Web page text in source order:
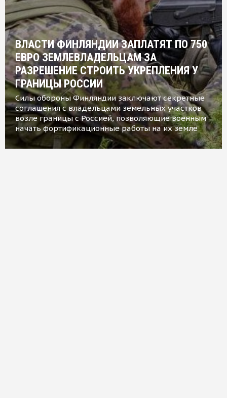
ВЛАСТИ ФИНЛЯНДИИ ЗАПЛАТЯТ ПО 750
ЕВРО ЗЕМЛЕВЛАДЕЛЬЦАМ ЗА
РАЗРЕШЕНИЕ СТРОИТЬ УКРЕПЛЕНИЯ У
ГРАНИЦЫ РОССИИ
Силы обороны Финляндии заключают секретные
соглашения с владельцами земельных участков
возле границы с Россией, позволяющие военным
начать фортификационные работы на их земле